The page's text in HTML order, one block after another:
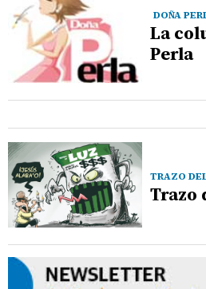
DOÑA
La
Perla
TRAZO
Trazo